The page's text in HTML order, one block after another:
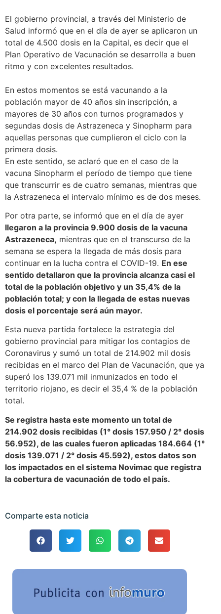
El gobierno provincial, a través del Ministerio de
Salud informó que en el día de ayer se aplicaron un
total de 4.500 dosis en la Capital, es decir que el
Plan Operativo de Vacunación se desarrolla a buen
ritmo y con excelentes resultados.
En estos momentos se está vacunando a la
población mayor de 40 años sin inscripción, a
mayores de 30 años con turnos programados y
segundas dosis de Astrazeneca y Sinopharm para
aquellas personas que cumplieron el ciclo con la
primera dosis.
En este sentido, se aclaró que en el caso de la
vacuna Sinopharm el período de tiempo que tiene
que transcurrir es de cuatro semanas, mientras que
la Astrazeneca el intervalo mínimo es de dos meses.
Por otra parte, se informó que en el día de ayer
llegaron a la provincia 9.900 dosis de la vacuna
Astrazeneca, mientras que en el transcurso de la
semana se espera la llegada de más dosis para
continuar en la lucha contra el COVID-19. En ese
sentido detallaron que la provincia alcanza casi el
total de la población objetivo y un 35,4% de la
población total; y con la llegada de estas nuevas
dosis el porcentaje será aún mayor.
Esta nueva partida fortalece la estrategia del
gobierno provincial para mitigar los contagios de
Coronavirus y sumó un total de 214.902 mil dosis
recibidas en el marco del Plan de Vacunación, que ya
superó los 139.071 mil inmunizados en todo el
territorio riojano, es decir el 35,4 % de la población
total.
Se registra hasta este momento un total de
214.902 dosis recibidas (1° dosis 157.950 / 2° dosis
56.952), de las cuales fueron aplicadas 184.664 (1°
dosis 139.071 / 2° dosis 45.592), estos datos son
los impactados en el sistema Novimac que registra
la cobertura de vacunación de todo el país.
Comparte esta noticia